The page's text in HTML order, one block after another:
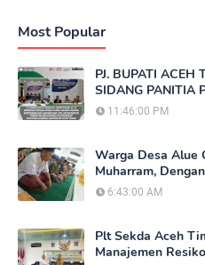
Most Popular
PJ. BUPATI ACEH
SIDANG PANITIA
LANDREFORM
11:46:00 PM
Warga Desa Alue
Muharram,
6:43:00 AM
Plt Sekda Aceh
Manajemen Resiko